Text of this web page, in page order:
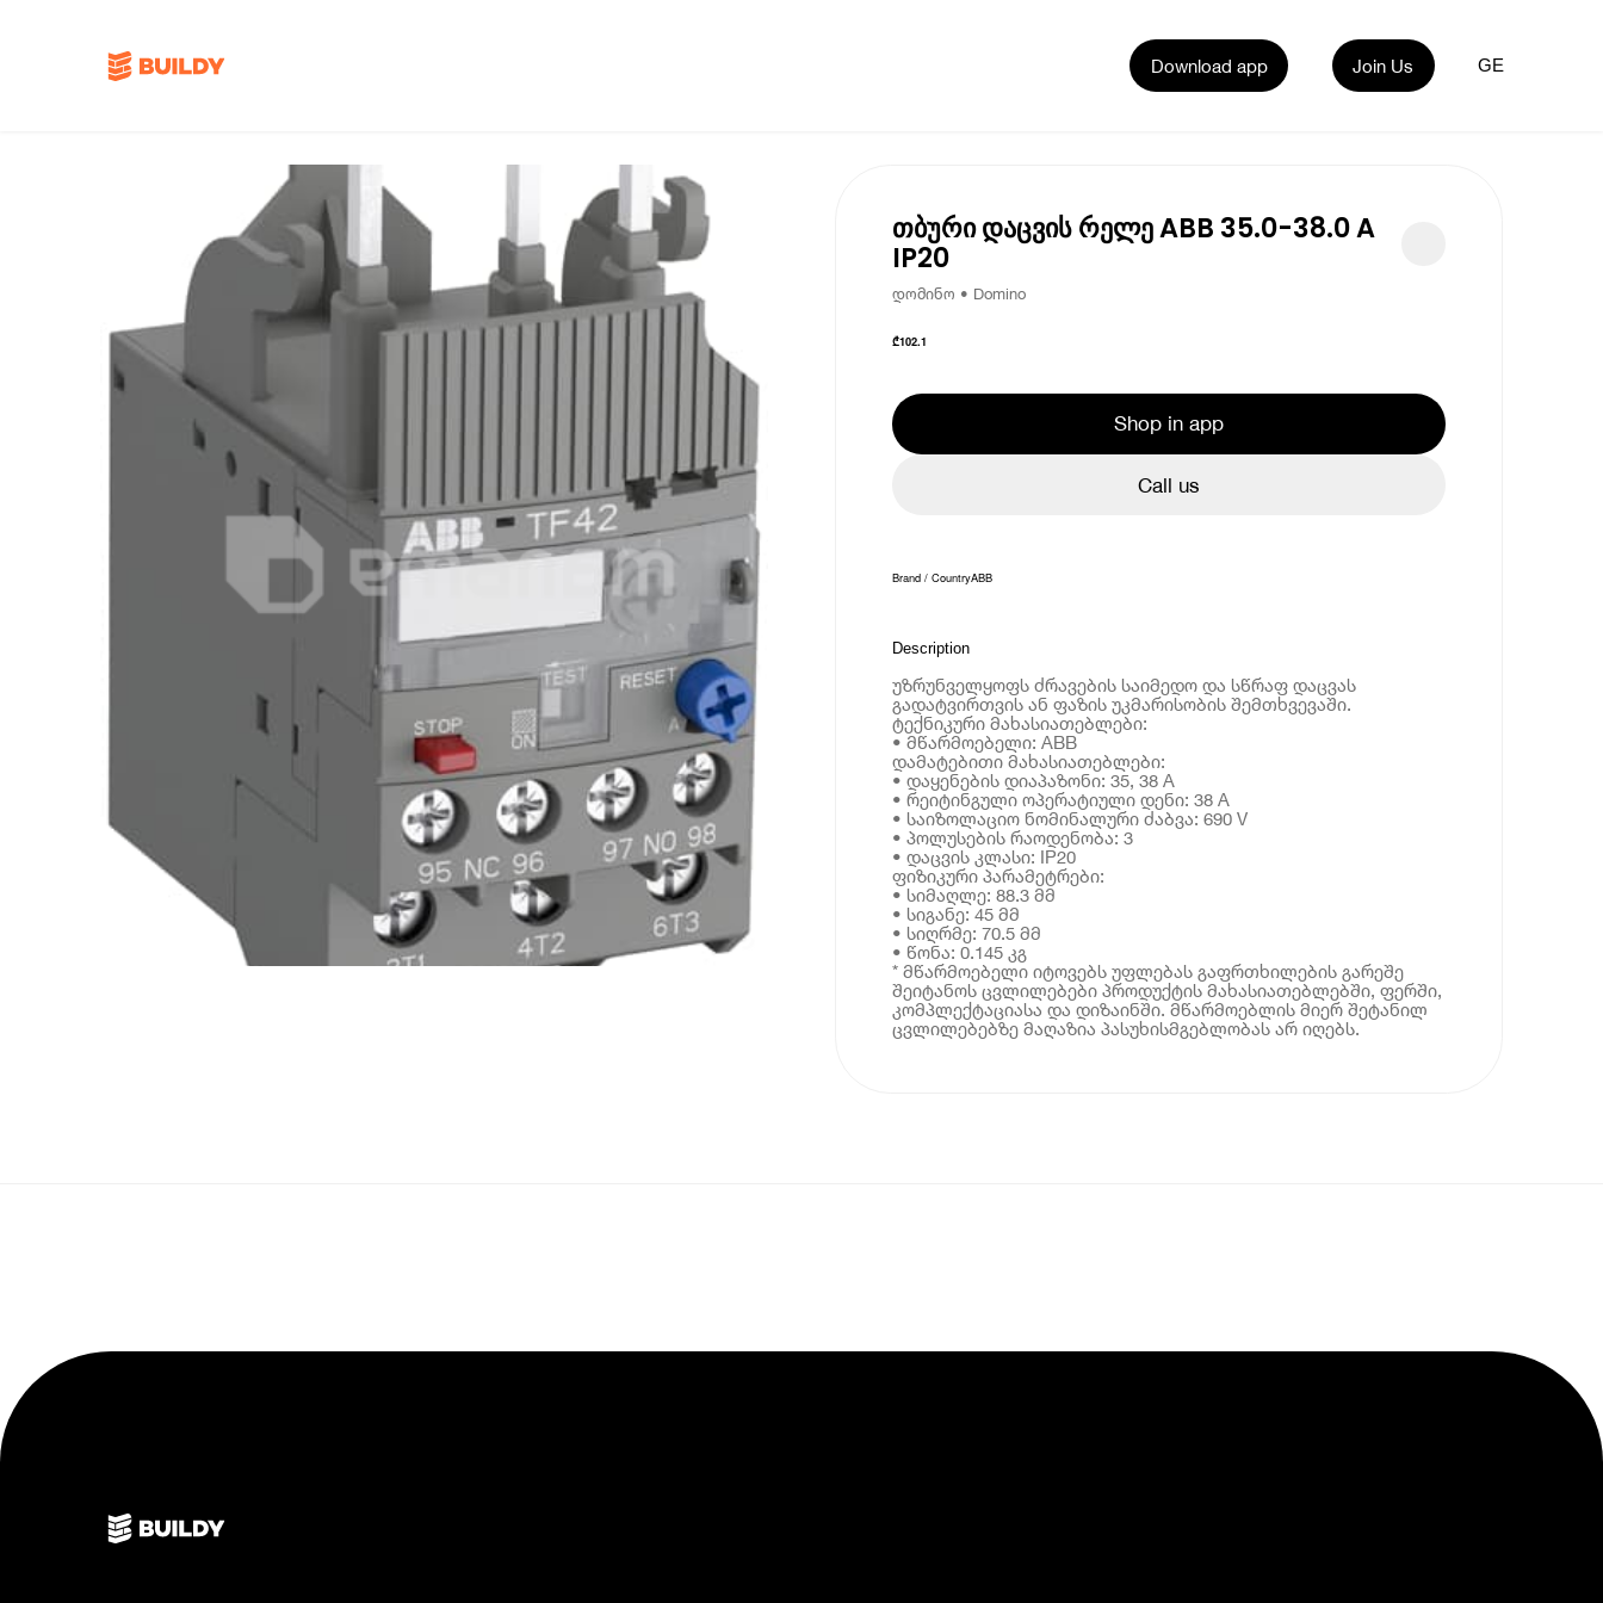
Download app Join Us GE
თბური დაცვის რელე ABB 35.0-38.0 A
IP20
დომინო • Domino
₾102.1
Shop in app
Call us
Brand / CountryABB
Description
უზრუნველყოფს ძრავების საიმედო და სწრაფ დაცვას
გადატვირთვის ან ფაზის უკმარისობის შემთხვევაში.
ტექნიკური მახასიათებლები:
• მწარმოებელი: ABB
დამატებითი მახასიათებლები:
• დაყენების დიაპაზონი: 35, 38 A
• რეიტინგული ოპერატიული დენი: 38 A
• საიზოლაციო ნომინალური ძაბვა: 690 V
• პოლუსების რაოდენობა: 3
• დაცვის კლასი: IP20
ფიზიკური პარამეტრები:
• სიმაღლე: 88.3 მმ
• სიგანე: 45 მმ
• სიღრმე: 70.5 მმ
• წონა: 0.145 კგ
* მწარმოებელი იტოვებს უფლებას გაფრთხილების გარეშე
შეიტანოს ცვლილებები პროდუქტის მახასიათებლებში, ფერში,
კომპლექტაციასა და დიზაინში. მწარმოებლის მიერ შეტანილ
ცვლილებებზე მაღაზია პასუხისმგებლობას არ იღებს.